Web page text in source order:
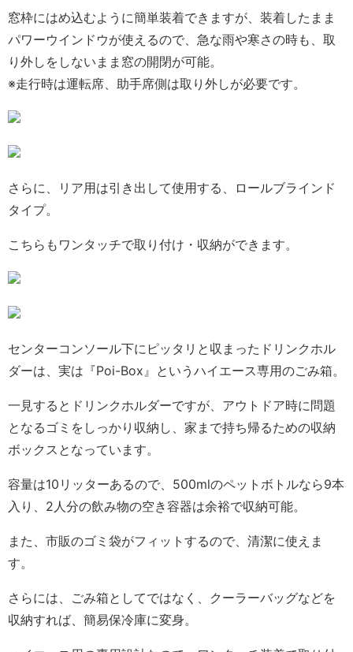
窓枠にはめ込むように簡単装着できますが、装着したまま
パワーウインドウが使えるので、急な雨や寒さの時も、取
り外しをしないまま窓の開閉が可能。
※走行時は運転席、助手席側は取り外しが必要です。
さらに、リア用は引き出して使用する、ロールブラインド
タイプ。
こちらもワンタッチで取り付け・収納ができます。
センターコンソール下にピッタリと収まったドリンクホル
ダーは、実は『Poi-Box』というハイエース専用のごみ箱。
一見するとドリンクホルダーですが、アウトドア時に問題
となるゴミをしっかり収納し、家まで持ち帰るための収納
ボックスとなっています。
容量は10リッターあるので、500mlのペットボトルなら9本
入り、2人分の飲み物の空き容器は余裕で収納可能。
また、市販のゴミ袋がフィットするので、清潔に使えま
す。
さらには、ごみ箱としてではなく、クーラーバッグなどを
収納すれば、簡易保冷庫に変身。